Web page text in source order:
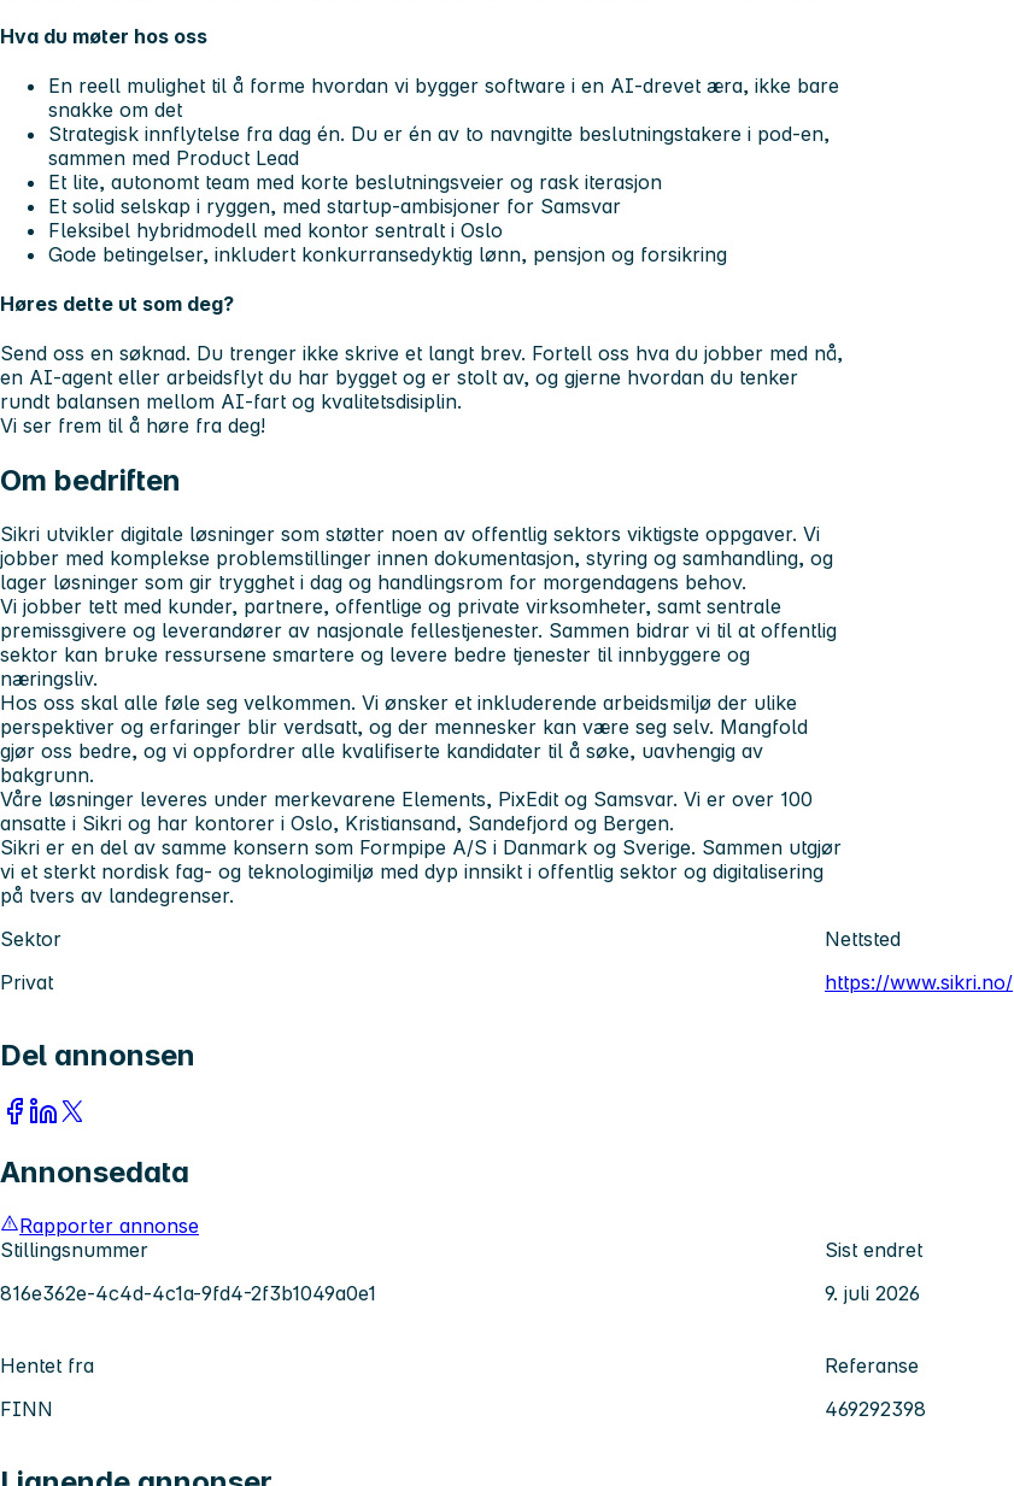
Hva du møter hos oss
En reell mulighet til å forme hvordan vi bygger software i en AI-drevet æra, ikke bare
snakke om det
Strategisk innflytelse fra dag én. Du er én av to navngitte beslutningstakere i pod-en,
sammen med Product Lead
Et lite, autonomt team med korte beslutningsveier og rask iterasjon
Et solid selskap i ryggen, med startup-ambisjoner for Samsvar
Fleksibel hybridmodell med kontor sentralt i Oslo
Gode betingelser, inkludert konkurransedyktig lønn, pensjon og forsikring
Høres dette ut som deg?
Send oss en søknad. Du trenger ikke skrive et langt brev. Fortell oss hva du jobber med nå,
en AI-agent eller arbeidsflyt du har bygget og er stolt av, og gjerne hvordan du tenker
rundt balansen mellom AI-fart og kvalitetsdisiplin.
Vi ser frem til å høre fra deg!
Om bedriften
Sikri utvikler digitale løsninger som støtter noen av offentlig sektors viktigste oppgaver. Vi
jobber med komplekse problemstillinger innen dokumentasjon, styring og samhandling, og
lager løsninger som gir trygghet i dag og handlingsrom for morgendagens behov.
Vi jobber tett med kunder, partnere, offentlige og private virksomheter, samt sentrale
premissgivere og leverandører av nasjonale fellestjenester. Sammen bidrar vi til at offentlig
sektor kan bruke ressursene smartere og levere bedre tjenester til innbyggere og
næringsliv.
Hos oss skal alle føle seg velkommen. Vi ønsker et inkluderende arbeidsmiljø der ulike
perspektiver og erfaringer blir verdsatt, og der mennesker kan være seg selv. Mangfold
gjør oss bedre, og vi oppfordrer alle kvalifiserte kandidater til å søke, uavhengig av
bakgrunn.
Våre løsninger leveres under merkevarene Elements, PixEdit og Samsvar. Vi er over 100
ansatte i Sikri og har kontorer i Oslo, Kristiansand, Sandefjord og Bergen.
Sikri er en del av samme konsern som Formpipe A/S i Danmark og Sverige. Sammen utgjør
vi et sterkt nordisk fag- og teknologimiljø med dyp innsikt i offentlig sektor og digitalisering
på tvers av landegrenser.
Sektor
Privat
Nettsted
https://www.sikri.no/
Del annonsen
Annonsedata
Rapporter annonse
Stillingsnummer
816e362e-4c4d-4c1a-9fd4-2f3b1049a0e1
Sist endret
9. juli 2026
Hentet fra
FINN
Referanse
469292398